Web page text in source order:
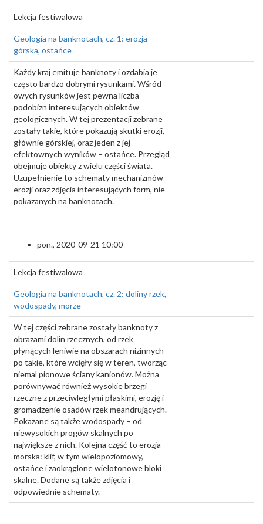
Lekcja festiwalowa
Geologia na banknotach, cz. 1: erozja
górska, ostańce
Każdy kraj emituje banknoty i ozdabia je
często bardzo dobrymi rysunkami. Wśród
owych rysunków jest pewna liczba
podobizn interesujących obiektów
geologicznych. W tej prezentacji zebrane
zostały takie, które pokazują skutki erozji,
głównie górskiej, oraz jeden z jej
efektownych wyników – ostańce. Przegląd
obejmuje obiekty z wielu części świata.
Uzupełnienie to schematy mechanizmów
erozji oraz zdjęcia interesujących form, nie
pokazanych na banknotach.
pon., 2020-09-21 10:00
Lekcja festiwalowa
Geologia na banknotach, cz. 2: doliny rzek,
wodospady, morze
W tej części zebrane zostały banknoty z
obrazami dolin rzecznych, od rzek
płynących leniwie na obszarach nizinnych
po takie, które wcięły się w teren, tworząc
niemal pionowe ściany kanionów. Można
porównywać również wysokie brzegi
rzeczne z przeciwległymi płaskimi, erozję i
gromadzenie osadów rzek meandrujących.
Pokazane są także wodospady – od
niewysokich progów skalnych po
największe z nich. Kolejna część to erozja
morska: klif, w tym wielopoziomowy,
ostańce i zaokrąglone wielotonowe bloki
skalne. Dodane są także zdjęcia i
odpowiednie schematy.